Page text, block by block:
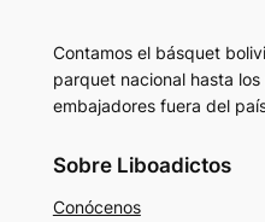
Contamos el básquet
parquet nacional hasta
embajadores fuera del
Sobre Liboadictos
Conócenos